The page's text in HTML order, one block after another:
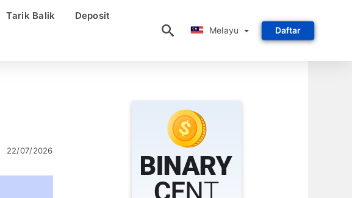
Tarik Balik Deposit
Melayu Daftar
22/07/2026